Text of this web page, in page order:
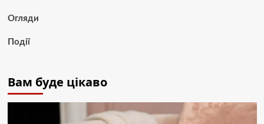
Огляди
Події
Вам буде цікаво